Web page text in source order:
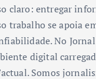
claro: entregar
trabalho se apoia
No
digital
Somos